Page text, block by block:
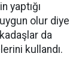
yaptığı
olur diye
da
kullandı.